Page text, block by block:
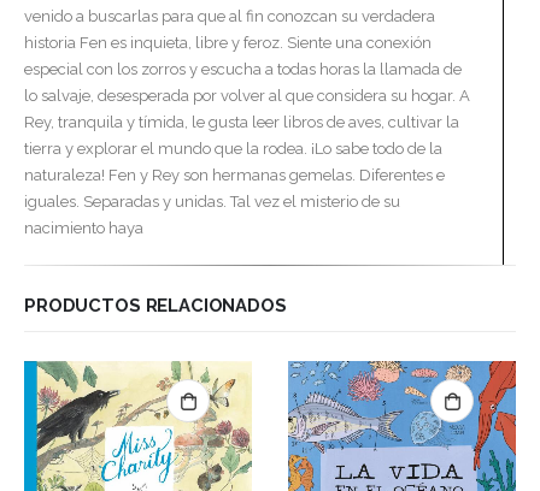
venido a buscarlas para que al fin conozcan su verdadera
historia Fen es inquieta, libre y feroz. Siente una conexión
especial con los zorros y escucha a todas horas la llamada de
lo salvaje, desesperada por volver al que considera su hogar. A
Rey, tranquila y tímida, le gusta leer libros de aves, cultivar la
tierra y explorar el mundo que la rodea. ¡Lo sabe todo de la
naturaleza! Fen y Rey son hermanas gemelas. Diferentes e
iguales. Separadas y unidas. Tal vez el misterio de su
nacimiento haya
PRODUCTOS RELACIONADOS